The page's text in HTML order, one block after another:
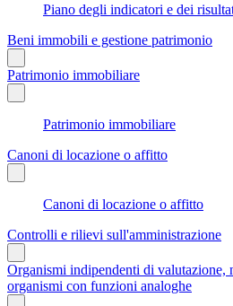
Piano degli indicatori e dei
Beni immobili e gestione patrimonio
Patrimonio immobiliare
Patrimonio immobiliare
Canoni di locazione o affitto
Canoni di locazione o affitto
Controlli e rilievi sull'amministrazione
Organismi indipendenti di valutazione,
organismi con funzioni analoghe